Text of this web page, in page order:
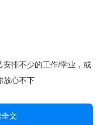
排不少的工作/学业，或
放心不下
文